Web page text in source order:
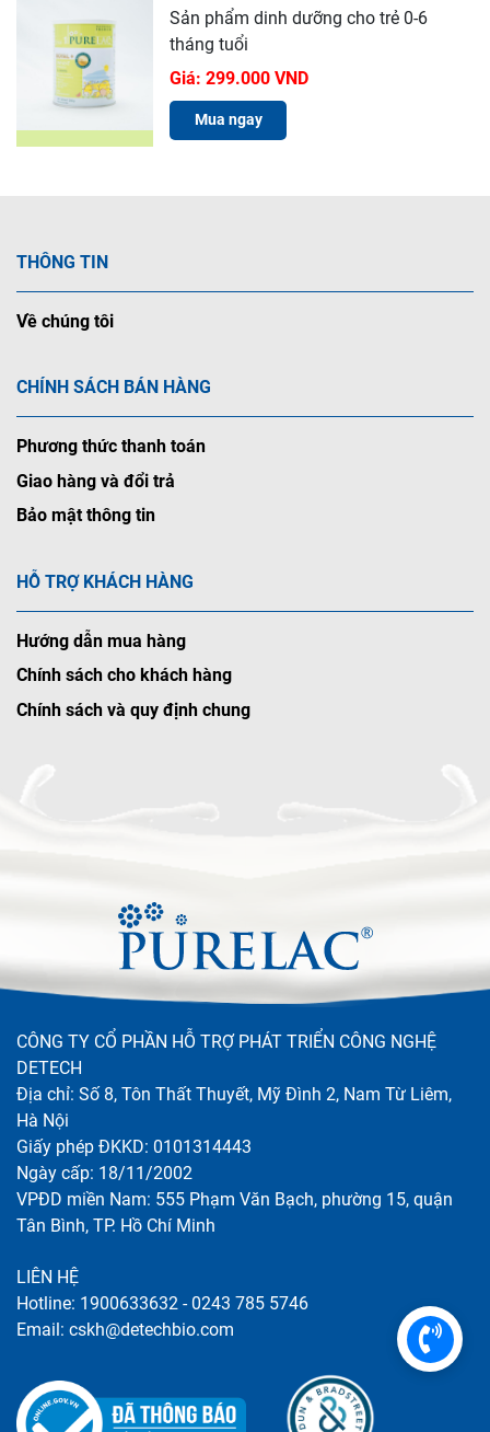
Sản phẩm dinh dưỡng cho trẻ 0-6
tháng tuổi
Giá: 299.000 VND
Mua ngay
THÔNG TIN
Về chúng tôi
CHÍNH SÁCH BÁN HÀNG
Phương thức thanh toán
Giao hàng và đổi trả
Bảo mật thông tin
HỖ TRỢ KHÁCH HÀNG
Hướng dẫn mua hàng
Chính sách cho khách hàng
Chính sách và quy định chung
CÔNG TY CỔ PHẦN HỖ TRỢ PHÁT TRIỂN CÔNG NGHỆ
DETECH
Địa chỉ: Số 8, Tôn Thất Thuyết, Mỹ Đình 2, Nam Từ Liêm,
Hà Nội
Giấy phép ĐKKD: 0101314443
Ngày cấp: 18/11/2002
VPĐD miền Nam: 555 Phạm Văn Bạch, phường 15, quận
Tân Bình, TP. Hồ Chí Minh
LIÊN HỆ
Hotline: 1900633632 - 0243 785 5746
Email: cskh@detechbio.com